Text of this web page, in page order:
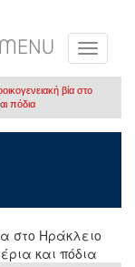
MENU
βία στο
πόδια